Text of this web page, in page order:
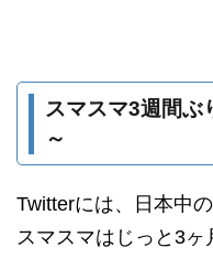
スマスマ3週間ぶ
～
Twitterには、日本中
スマスマはじっと3